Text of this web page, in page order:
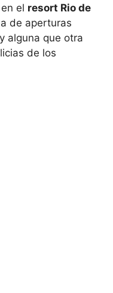
el resort Rio de
de aperturas
alguna que otra
de los